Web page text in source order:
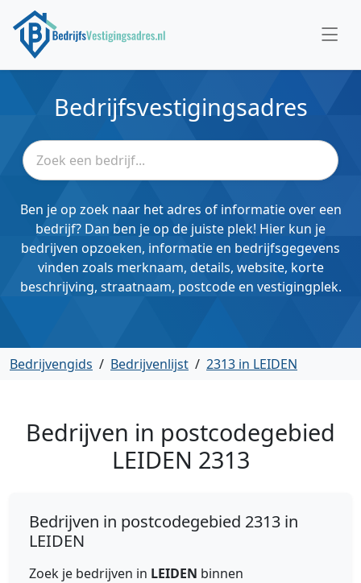
Bedrijfsvestigingsadres
Ben je op zoek naar het adres of informatie over een
bedrijf? Dan ben je op de juiste plek! Hier kun je
bedrijven opzoeken, informatie en bedrijfsgegevens
vinden zoals merknaam, details, website, korte
beschrijving, straatnaam, postcode en vestigingplek.
Bedrijvengids / Bedrijvenlijst / 2313 in LEIDEN
Bedrijven in postcodegebied
LEIDEN 2313
Bedrijven in postcodegebied 2313 in
LEIDEN
Zoek je bedrijven in LEIDEN binnen